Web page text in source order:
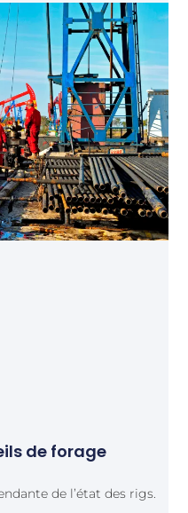
de forage
de l’état des rigs.